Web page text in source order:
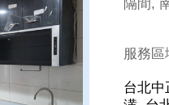
隔間,
服務
台北中